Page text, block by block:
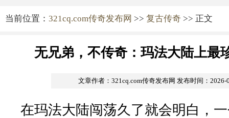
当前位置： 321cq.com传奇发布网 >> 复古传奇 >> 正文
无兄弟，不传奇：玛法大陆上最
文章作者：321cq.com传奇发布网 发布时间：2026-
在玛法大陆闯荡久了就会明白，